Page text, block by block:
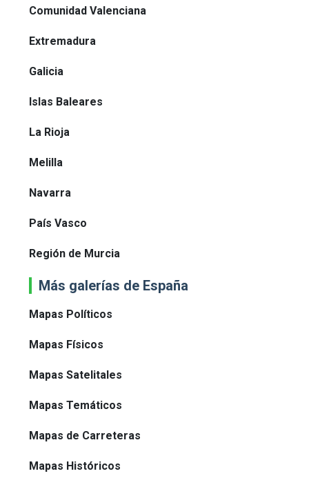
Comunidad Valenciana
Extremadura
Galicia
Islas Baleares
La Rioja
Melilla
Navarra
País Vasco
Región de Murcia
Más galerías de España
Mapas Políticos
Mapas Físicos
Mapas Satelitales
Mapas Temáticos
Mapas de Carreteras
Mapas Históricos